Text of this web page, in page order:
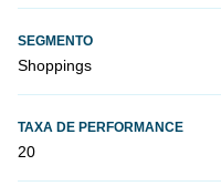
SEGMENTO
Shoppings
TAXA DE PERFORMANCE
20